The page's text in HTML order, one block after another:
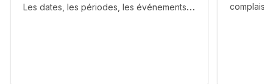
Les dates, les périodes, les événements